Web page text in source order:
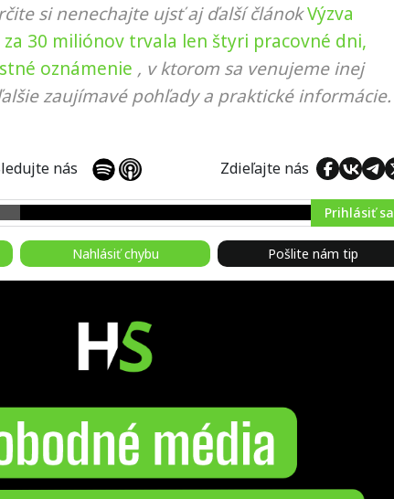
si nenechajte ujsť aj ďalší článokVýzva
30 miliónov trvala len štyri pracovné dni,
oznámenie , v ktorom sa venujeme inej
zaujímavé pohľady a praktické informácie.
nás Zdieľajte nás
Prihlásiť sa
Nahlásiť chybu Pošlite nám tip